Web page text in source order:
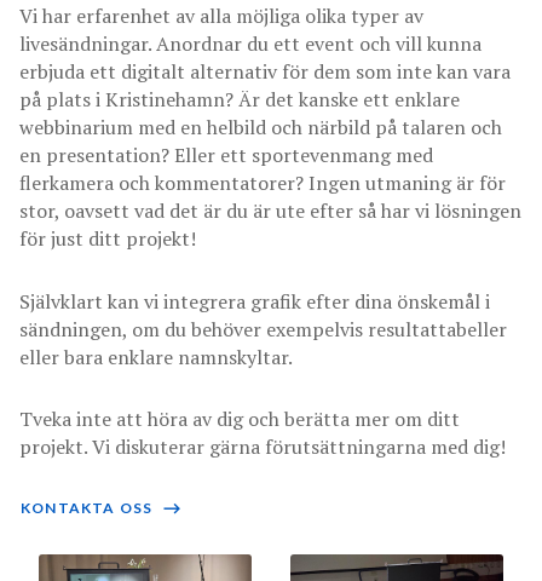
Vi har erfarenhet av alla möjliga olika typer av
livesändningar. Anordnar du ett event och vill kunna
erbjuda ett digitalt alternativ för dem som inte kan vara
på plats i Kristinehamn? Är det kanske ett enklare
webbinarium med en helbild och närbild på talaren och
en presentation? Eller ett sportevenmang med
flerkamera och kommentatorer? Ingen utmaning är för
stor, oavsett vad det är du är ute efter så har vi lösningen
för just ditt projekt!
Självklart kan vi integrera grafik efter dina önskemål i
sändningen, om du behöver exempelvis resultattabeller
eller bara enklare namnskyltar.
Tveka inte att höra av dig och berätta mer om ditt
projekt. Vi diskuterar gärna förutsättningarna med dig!
KONTAKTA OSS ⟶